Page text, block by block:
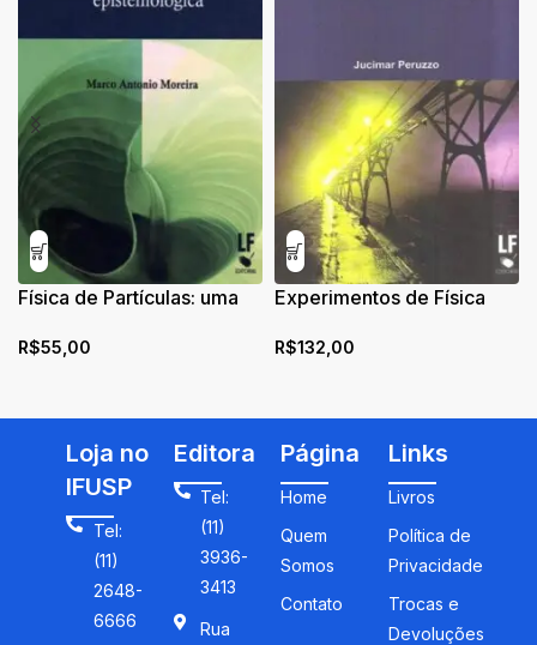
Física de Partículas: uma
epistemológica
R$55,00
Experimentos de Física
Física Moderna e Ciências
R$132,00
Loja no
IFUSP
Tel:
(11)
2648-
6666
Editora
Tel:
(11)
3936-
3413
Rua
Página
Home
Quem
Somos
Contato
Links
Livros
Política de
Privacidade
Trocas e
Devoluções